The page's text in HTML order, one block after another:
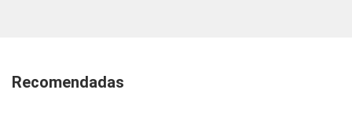
Recomendadas